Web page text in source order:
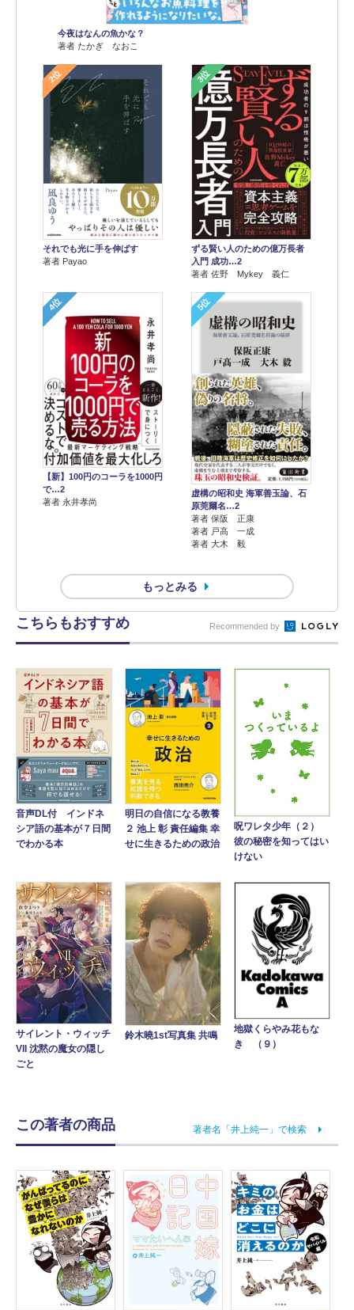
今夜はなんの魚かな？
著者 たかぎ なおこ
2位
それでも光に手を伸ばす
著者 Payao
3位
ずる賢い人のための億万長者
入門 成功…2
著者 佐野 Mykey 義仁
4位
【新】100円のコーラを1000円
で…2
著者 永井孝尚
5位
虚構の昭和史 海軍善玉論、石
原莞爾名…2
著者 保阪 正康
著者 戸高 一成
著者 大木 毅
もっとみる
こちらもおすすめ Recommended by
音声DL付 インドネ
シア語の基本が７日間
でわかる本
明日の自信になる教養
２ 池上 彰 責任編集 幸
せに生きるための政治
呪ワレタ少年（２）
彼の秘密を知ってはい
けない
サイレント・ウィッチ
VII 沈黙の魔女の隠し
ごと
鈴木曉1st写真集 共鳴
地獄くらやみ花もな
き （９）
この著者の商品 著者名「井上純一」で検索